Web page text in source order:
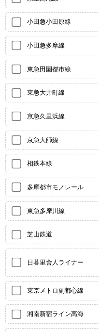
小田急小田原線
小田急多摩線
東急田園都市線
東急大井町線
京急久里浜線
京急大師線
相鉄本線
多摩都市モノレール
東急多摩川線
芝山鉄道
日暮里舎人ライナー
東京メトロ副都心線
湘南新宿ライン高海